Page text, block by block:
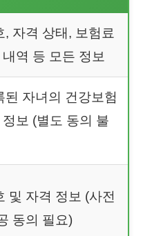
, 자격 상태, 보험료
역 등 모든 정보
된 자녀의 건강보험
보 (별도 동의 불
및 자격 정보 (사전
동의 필요)